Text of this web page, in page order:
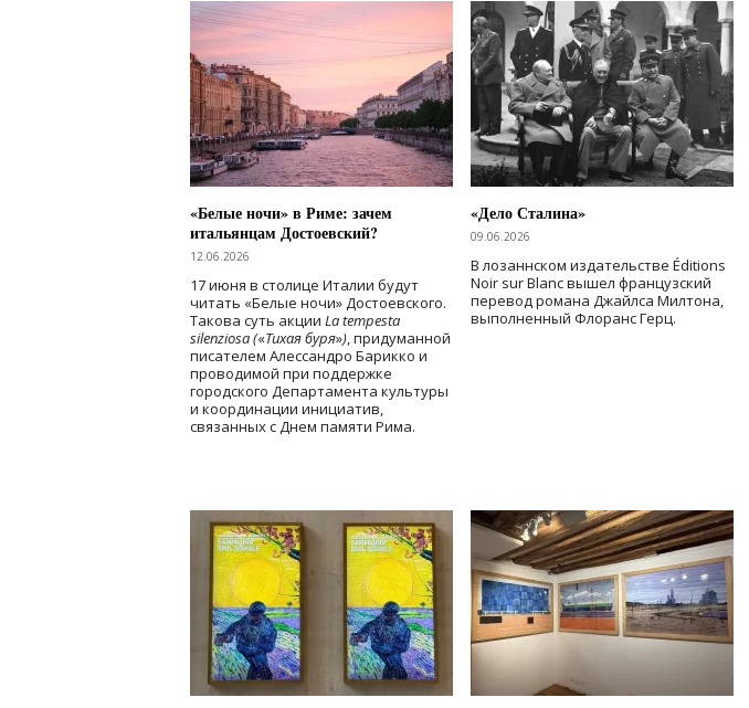
«Белые ночи» в Риме: зачем
итальянцам Достоевский?
12.06.2026
17 июня в столице Италии будут
читать «Белые ночи» Достоевского.
Такова суть акции La tempesta
silenziosa («Тихая буря»), придуманной
писателем Алессандро Барикко и
проводимой при поддержке
городского Департамента культуры
и координации инициатив,
связанных с Днем памяти Рима.
«Дело Сталина»
09.06.2026
В лозаннском издательстве Éditions
Noir sur Blanc вышел французский
перевод романа Джайлса Милтона,
выполненный Флоранс Герц.